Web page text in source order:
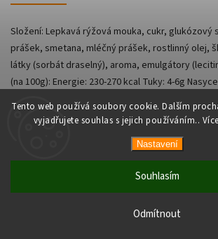
Tento web používá soubory cookie. Dalším
vyjadřujete souhlas s jejich používáním..
Nastavení
Odmítnout
Souhlasím
Složení: Lepkavá rýžová mouka, cukr, glukózový
prášek, smetana, mléčný prášek, rostlinný olej,
látky (sorbát draselný), aroma, emulgátory
(na 100g): Energie: 230-270 kcal Tuky: 4-6g
Sacharidy: 50-60g Cukry: 25-30g Bílkoviny: 2-4g Sůl:
AsianShop
VytvořilShoptet | Design